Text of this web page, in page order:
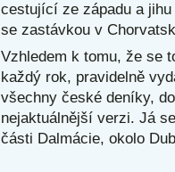
cestující ze západu a
se zastávkou v
Vzhledem k tomu, že se
každý rok, pravidelně
všechny české deníky,
nejaktuálnější verzi. Já
části Dalmácie, okolo